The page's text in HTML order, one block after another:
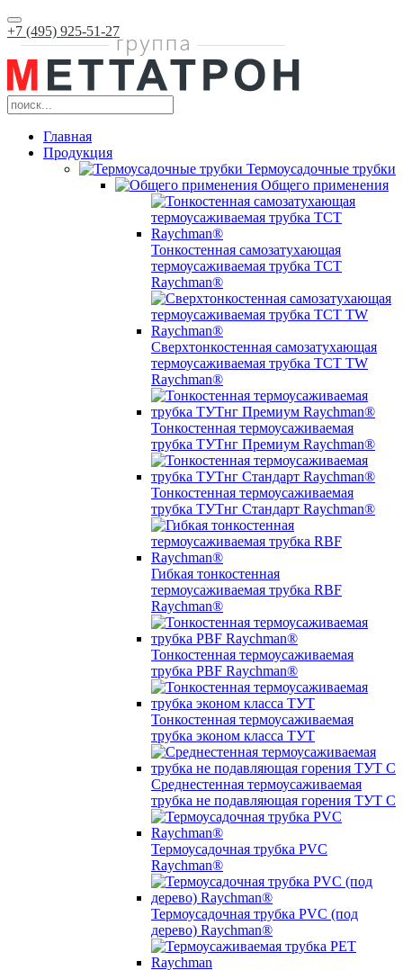
+7 (495) 925-51-27
Главная
Продукция
Термоусадочные трубки
Общего применения
Тонкостенная самозатухающая
термоусаживаемая трубка ТCT
Raychman®
Сверхтонкостенная самозатухающая
термоусаживаемая трубка ТCT TW
Raychman®
Тонкостенная термоусаживаемая
трубка ТУТнг Премиум Raychman®
Тонкостенная термоусаживаемая
трубка ТУТнг Стандарт Raychman®
Гибкая тонкостенная
термоусаживаемая трубка RBF
Raychman®
Тонкостенная термоусаживаемая
трубка PBF Raychman®
Тонкостенная термоусаживаемая
трубка эконом класса ТУТ
Среднестенная термоусаживаемая
трубка не подавляющая горения ТУТ С
Термоусадочная трубка PVC
Raychman®
Термоусадочная трубка PVC (под
дерево) Raychman®